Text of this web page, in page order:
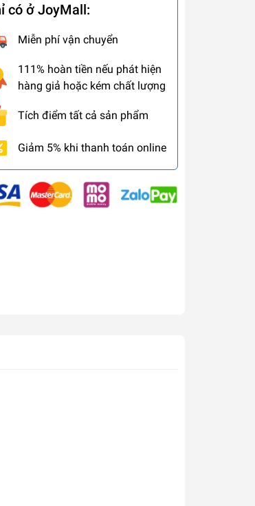
có ở JoyMall:
Miễn phí vận chuyển
111% hoàn tiền nếu phát hiện
hàng giả hoặc kém chất lượng
Tích điểm tất cả sản phẩm
Giảm 5% khi thanh toán online